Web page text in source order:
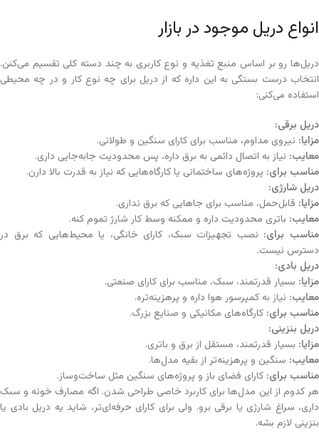
انواع دریل موجود در بازار
دریل‌ها رو بر اساس منبع تغذیه و نوع کاربری به چند دسته کلی تقسیم می‌کنن.
انتخاب درست بستگی به این داره که از دریل برای چه نوع کار و در چه محیطی
استفاده می‌کنی:
دریل برقی:
مزایا: نیروی مداوم، مناسب برای کارای سنگین و طولانی.
معایب: نیاز به اتصال دائمی به برق داره، پس محدودیت جابه‌جایی داری.
مناسب برای: پروژه‌های ساختمانی یا کارگاه‌هایی که نیاز به قدرت بالا دارن.
دریل شارژی:
مزایا: قابل‌حمل، مناسب برای جاهایی که برق نداری.
معایب: باتری محدودیت داره و ممکنه وسط کار شارژ تموم کنه.
مناسب برای: نصب تجهیزات سبک، کارای خانگی، یا محیط‌هایی که برق در
دسترس نیست.
دریل بادی:
مزایا: بسیار قدرتمند، سبک، مناسب برای کارای صنعتی.
معایب: نیاز به کمپرسور هوا داره و پرهزینه‌تره.
مناسب برای: کارگاه‌های مکانیکی و صنایع بزرگ.
دریل بنزینی:
مزایا: بسیار قدرتمند، مستقل از برق و باتری.
معایب: سنگین و پرهزینه‌تر از بقیه مدل‌ها.
مناسب برای: کارای فضای باز و پروژه‌های سنگین مثل ساخت‌وساز.
هر کدوم از این مدل‌ها برای کاربرد خاصی طراحی شدن. اگه مصارف خونه و سبک
داری، سراغ شارژی یا برقی برو. ولی برای کارای حرفه‌ای‌تر، شاید یه دریل بادی یا
بنزینی لازم بشه.